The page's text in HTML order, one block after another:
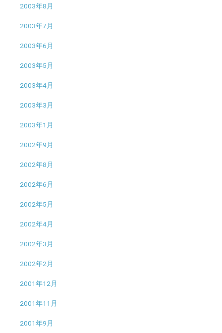
2003年8月
2003年7月
2003年6月
2003年5月
2003年4月
2003年3月
2003年1月
2002年9月
2002年8月
2002年6月
2002年5月
2002年4月
2002年3月
2002年2月
2001年12月
2001年11月
2001年9月